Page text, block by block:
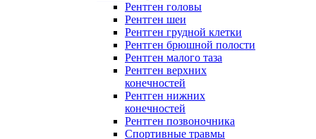
Рентген головы
Рентген шеи
Рентген грудной клетки
Рентген брюшной полости
Рентген малого таза
Рентген верхних
конечностей
Рентген нижних
конечностей
Рентген позвоночника
Спортивные травмы